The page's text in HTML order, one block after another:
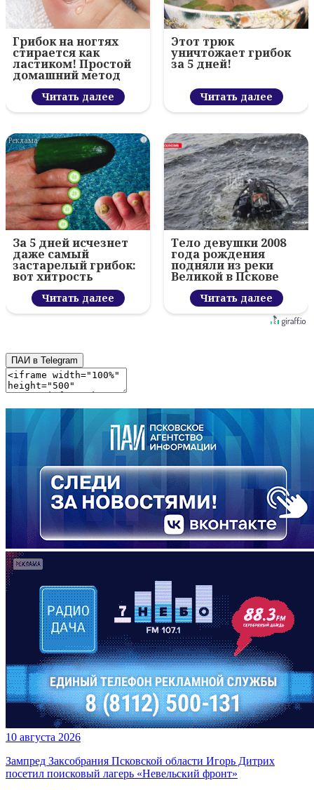
Грибок на ногтях
стирается как
ластиком! Простой
домашний метод
Читать далее
Этот трюк
уничтожает грибок
за 5 дней!
Читать далее
i
За 5 дней исчезнет
даже самый
застарелый грибок:
вот хитрость
Читать далее
Тело девушки 2008
года рождения
подняли из реки
Великой в Пскове
Читать далее
ПАИ в Telegram
10 августа 2026
Зампред Заксобрания Псковской области Игорь Дитрих
посетил поисковый лагерь «Невельский фронт»